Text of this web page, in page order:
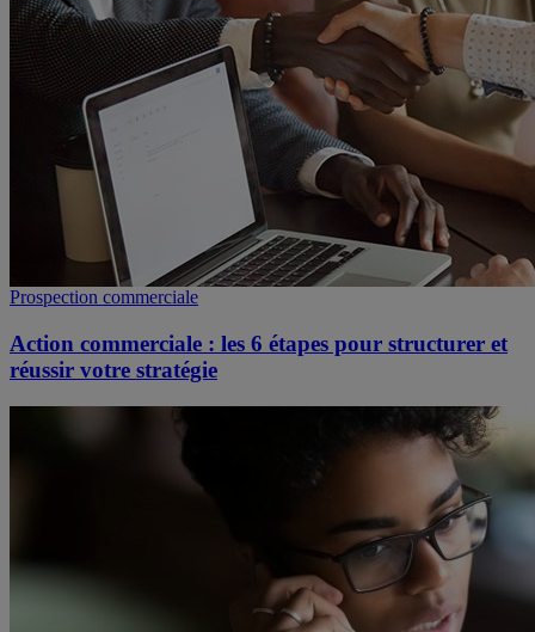
Prospection commerciale
Action commerciale : les 6 étapes pour structurer et
réussir votre stratégie